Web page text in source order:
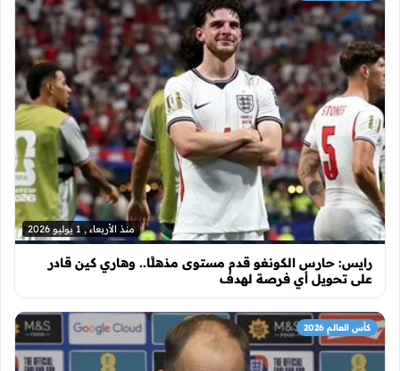
منذ الأربعاء , 1 يوليو 2026
رايس: حارس الكونغو قدم مستوى مذهلًا.. وهاري كين قادر
على تحويل أي فرصة لهدف
كأس العالم 2026